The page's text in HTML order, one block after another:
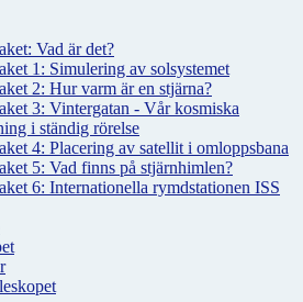
Vad är det?
1: Simulering av solsystemet
2: Hur varm är en stjärna?
3: Vintergatan - Vår kosmiska
i ständig rörelse
4: Placering av satellit i omloppsbana
5: Vad finns på stjärnhimlen?
6: Internationella rymdstationen ISS